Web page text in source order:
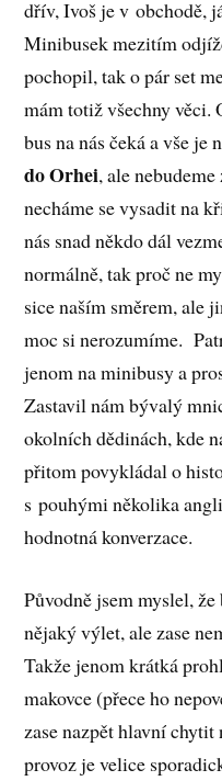
dřív, Ivoš je v obchodě,
Minibusek mezitím
pochopil, tak o pár set
mám totiž všechny věci.
bus na nás čeká a vše je
do Orhei, ale
necháme se vysadit na
nás snad někdo dál
normálně, tak proč ne
sice naším směrem, ale
moc si nerozumíme.
jenom na minibusy a
Zastavil nám bývalý
okolních dědinách, kde
přitom povykládal o
s pouhými několika
hodnotná konverzace.
Původně jsem myslel,
nějaký výlet, ale zase
Takže jenom krátká
makovce (přece ho
zase nazpět hlavní
provoz je velice